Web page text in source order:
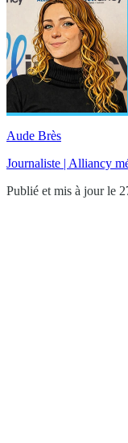
Aude Brès
Journaliste | Alliancy
Publié et mis à jour le